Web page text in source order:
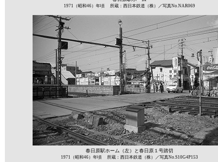
1971（昭和46）年頃 所蔵：西日本鉄道（株）／写真No.NAR069
春日原駅ホーム（左）と春日原１号踏切
1971（昭和46）年頃 所蔵：西日本鉄道（株）／写真No.S10G4P153